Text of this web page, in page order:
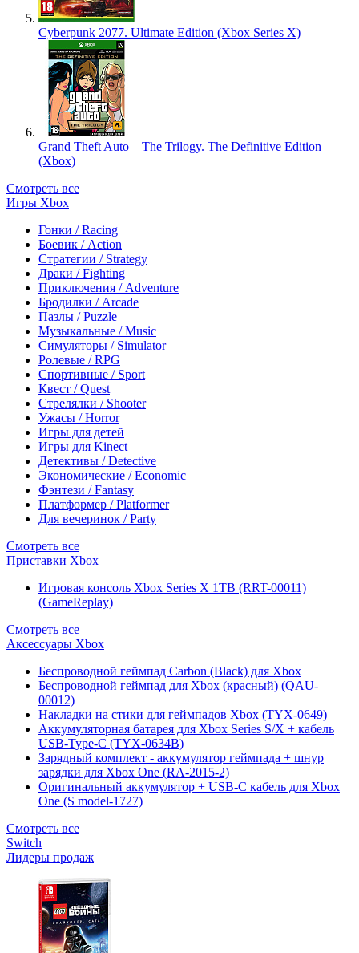
Cyberpunk 2077. Ultimate Edition (Xbox Series X)
Grand Theft Auto – The Trilogy. The Definitive Edition
(Xbox)
Смотреть все
Игры Xbox
Гонки / Racing
Боевик / Action
Стратегии / Strategy
Драки / Fighting
Приключения / Adventure
Бродилки / Arcade
Пазлы / Puzzle
Музыкальные / Music
Симуляторы / Simulator
Ролевые / RPG
Спортивные / Sport
Квест / Quest
Стрелялки / Shooter
Ужасы / Horror
Игры для детей
Игры для Kinect
Детективы / Detective
Экономические / Economic
Фэнтези / Fantasy
Платформер / Platformer
Для вечеринок / Party
Смотреть все
Приставки Xbox
Игровая консоль Xbox Series X 1TB (RRT-00011)
(GameReplay)
Смотреть все
Аксессуары Xbox
Беспроводной геймпад Carbon (Black) для Xbox
Беспроводной геймпад для Xbox (красный) (QAU-
00012)
Накладки на стики для геймпадов Xbox (TYX-0649)
Аккумуляторная батарея для Xbox Series S/X + кабель
USB-Type-C (TYX-0634B)
Зарядный комплект - аккумулятор геймпада + шнур
зарядки для Xbox One (RA-2015-2)
Оригинальный аккумулятор + USB-C кабель для Xbox
One (S model-1727)
Смотреть все
Switch
Лидеры продаж